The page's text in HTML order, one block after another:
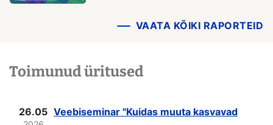
VAATA KÕIKI RAPORTEID
Toimunud üritused
26.05 Veebiseminar "Kuidas muuta kasvavad